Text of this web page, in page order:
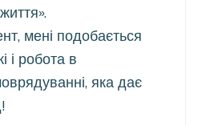
мені подобається
і робота в
яка дає